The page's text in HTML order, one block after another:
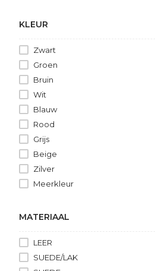
KLEUR
Zwart
Groen
Bruin
Wit
Blauw
Rood
Grijs
Beige
Zilver
Meerkleur
MATERIAAL
LEER
SUEDE/LAK